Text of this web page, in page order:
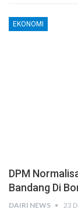
EKONOMI
DPM
Bandang Di
DAIRI NEWS 23